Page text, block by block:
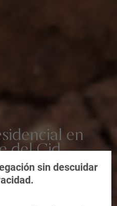
en
del Cid,
Alacantsin descuidar